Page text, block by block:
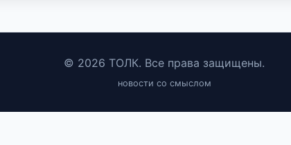
© 2026 ТОЛК. Все права защищены.
новости со смыслом